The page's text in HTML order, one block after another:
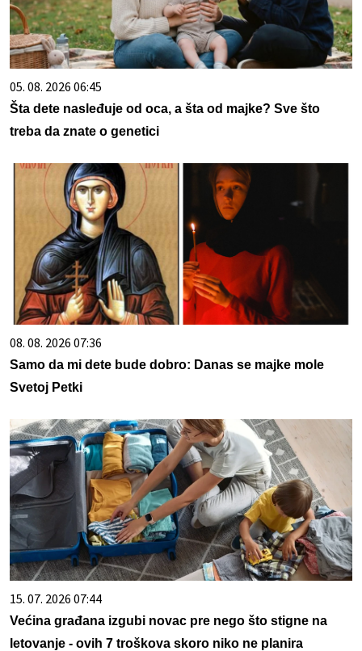
05. 08. 2026 06:45
Šta dete nasleđuje od oca, a šta od majke? Sve što
treba da znate o genetici
08. 08. 2026 07:36
Samo da mi dete bude dobro: Danas se majke mole
Svetoj Petki
15. 07. 2026 07:44
Većina građana izgubi novac pre nego što stigne na
letovanje - ovih 7 troškova skoro niko ne planira